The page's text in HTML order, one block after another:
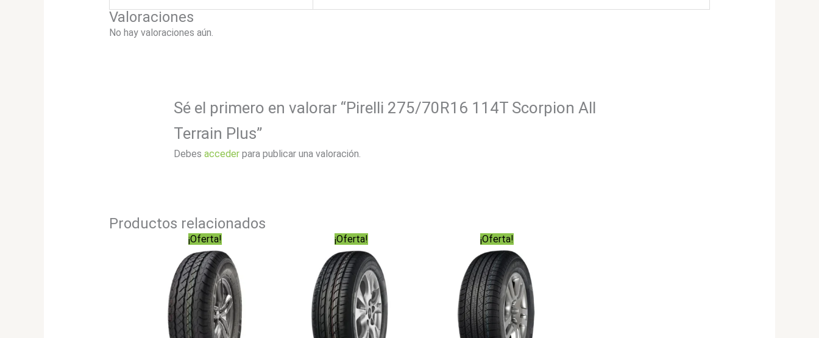
Valoraciones
No hay valoraciones aún.
Sé el primero en valorar “Pirelli 275/70R16 114T Scorpion All
Terrain Plus”
Debesacceder para publicar una valoración.
Productos relacionados
¡Oferta! ¡Oferta! ¡Oferta!